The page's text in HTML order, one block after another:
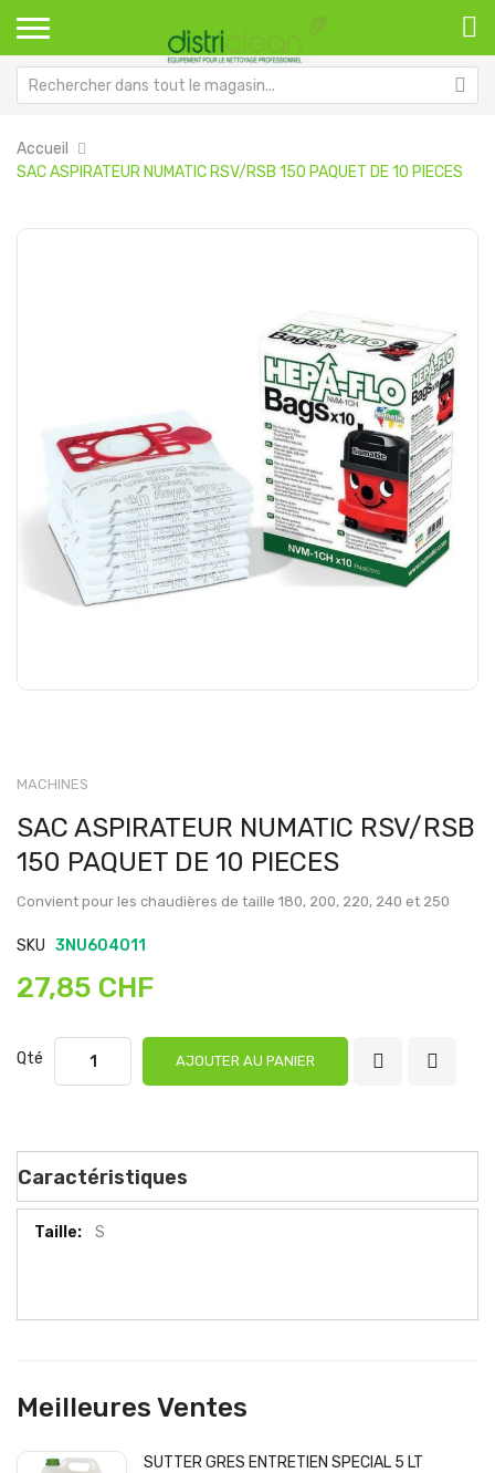
Accueil
SAC ASPIRATEUR NUMATIC RSV/RSB 150 PAQUET DE 10 PIECES
Passer
MACHINES
SAC ASPIRATEUR NUMATIC RSV/RSB
150 PAQUET DE 10 PIECES
Convient pour les chaudières de taille 180, 200, 220, 240 et 250
SKU 3NU604011
27,85 CHF
Qté AJOUTER AU PANIER
Caractéristiques
Caractéristiques
S
Meilleures Ventes
SUTTER GRES ENTRETIEN SPECIAL 5 LT